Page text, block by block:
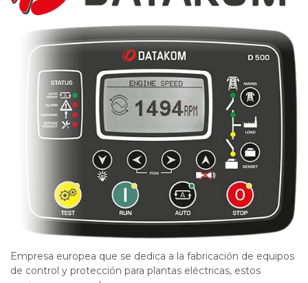
Empresa europea que se dedica a la fabricación de equipos
de control y protección para plantas eléctricas, estos